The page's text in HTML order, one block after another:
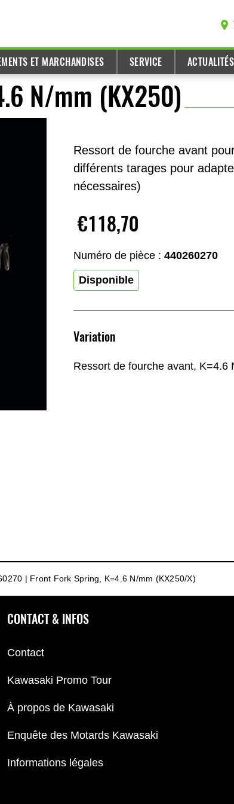
ET MARCHANDISES SERVICE
N/mm (KX250)
Ressort de fourche avant
différents tarages pour
nécessaires)
€118,70
Numéro de pièce : 440260270
Disponible
Variation
Ressort de fourche avant, K=4.6
| Front Fork Spring, K=4.6 N/mm (KX250/X)
CONTACT & INFOS
Contact
Kawasaki Promo Tour
À propos de Kawasaki
Enquête des Motards Kawasaki
Informations légales